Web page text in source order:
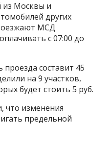
из Москвы и
других
МСД
с 07:00 до
составит 45
на 9 участков,
будет стоить 5 руб.
что изменения
предельной